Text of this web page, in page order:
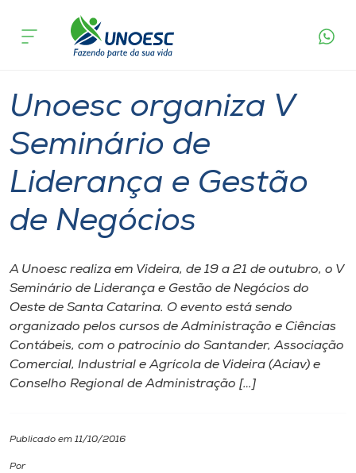
Cursos
Pesquisa
Atendimento ao Estudante
Portal de Ensino
A
Internacionalização
I.nova
Diplomados
acontece
Unoesc organiza V
Seminário de
Liderança e Gestão
de Negócios
A Unoesc realiza em Videira​,​ de 19 a 21 de outubro​,​ o V
Seminário de Liderança e Gestão de ​Negócios do
Oeste de Santa Catarina. O evento est​á​ sendo
organizado pelos cursos de Administração e Ciências
Contábeis​,​ com o patrocínio do Santander, Associação
Comercial, Industrial e Agrícola de Videira (Aciav) e
Conselho Regional de Administração […]
Publicado em 11/10/2016
Por